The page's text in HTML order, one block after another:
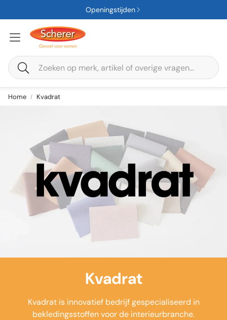
Openingstijden
Zoeken
Home Kvadrat
Kvadrat
Kvadrat is innovatief bedrijf gespecialiseerd in
bekledingsstoffen voor de interieurbranche.